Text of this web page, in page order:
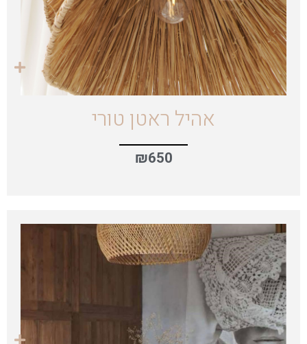
אהיל ראטן טורי
₪650